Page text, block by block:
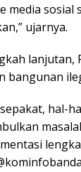
media sosial
ujarnya.
bangunan
hal-